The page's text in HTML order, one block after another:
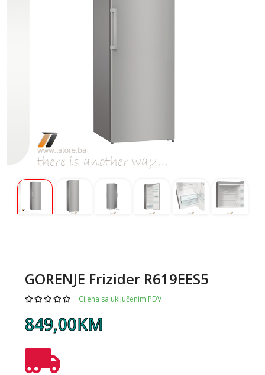
GORENJE Frizider R619EES5
Cijena sa uključenim PDV
849,00KM